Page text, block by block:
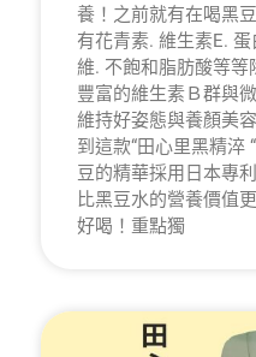
養！之前就有在喝黑
有花青素. 維生素E.
維. 不飽和脂肪酸等等
豐富的維生素Ｂ群與
維持好姿態與養顏美
到這款“田心里黑精淬
豆的精華採用日本專
比黑豆水的營養價值
好喝！重點獨